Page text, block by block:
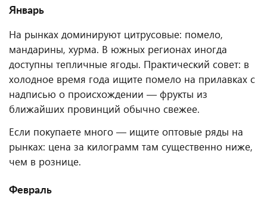
Январь
На рынках доминируют цитрусовые: помело,
мандарины, хурма. В южных регионах иногда
доступны тепличные ягоды. Практический совет: в
холодное время года ищите помело на прилавках с
надписью о происхождении — фрукты из
ближайших провинций обычно свежее.
Если покупаете много — ищите оптовые ряды на
рынках: цена за килограмм там существенно ниже,
чем в рознице.
Февраль